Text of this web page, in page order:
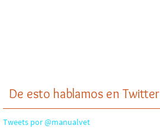
De esto hablamos en Twitter
Tweets por @manualvet